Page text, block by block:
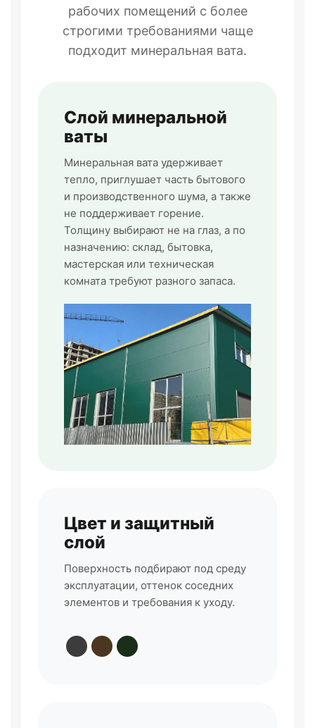
рабочих помещений с более
строгими требованиями чаще
подходит минеральная вата.
Слой минеральной
ваты
Минеральная вата удерживает
тепло, приглушает часть бытового
и производственного шума, а также
не поддерживает горение.
Толщину выбирают не на глаз, а по
назначению: склад, бытовка,
мастерская или техническая
комната требуют разного запаса.
Цвет и защитный
слой
Поверхность подбирают под среду
эксплуатации, оттенок соседних
элементов и требования к уходу.